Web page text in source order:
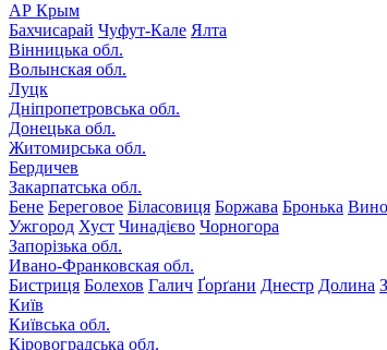
АР Крым
Бахчисарай Чуфут-Кале Ялта
Вінницька обл.
Волынская обл.
Луцк
Дніпропетровська обл.
Донецька обл.
Житомирська обл.
Бердичев
Закарпатська обл.
Бене Береговое Біласовиця Боржава Бронька
Ужгород Хуст Чинадієво Чорногора
Запорізька обл.
Ивано-Франковская обл.
Бистриця Болехов Галич Ґорґани Днестр Долина
Київ
Київська обл.
Кіровоградська обл.